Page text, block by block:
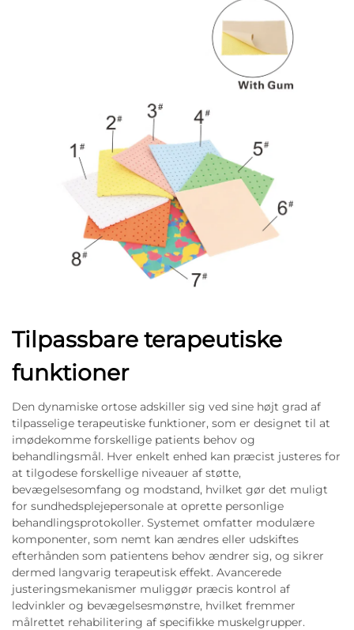
Tilpassbare terapeutiske
funktioner
Den dynamiske ortose adskiller sig ved sine højt grad af
tilpasselige terapeutiske funktioner, som er designet til at
imødekomme forskellige patients behov og
behandlingsmål. Hver enkelt enhed kan præcist justeres for
at tilgodese forskellige niveauer af støtte,
bevægelsesomfang og modstand, hvilket gør det muligt
for sundhedsplejepersonale at oprette personlige
behandlingsprotokoller. Systemet omfatter modulære
komponenter, som nemt kan ændres eller udskiftes
efterhånden som patientens behov ændrer sig, og sikrer
dermed langvarig terapeutisk effekt. Avancerede
justeringsmekanismer muliggør præcis kontrol af
ledvinkler og bevægelsesmønstre, hvilket fremmer
målrettet rehabilitering af specifikke muskelgrupper.